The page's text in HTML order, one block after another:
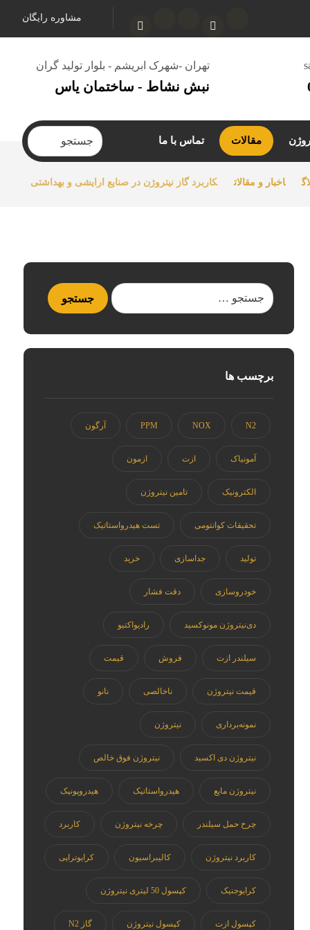
مشاوره رایگان
تهران -شهرک ابریشم - بلوار تولید گران
نبش نشاط - ساختمان یاس
مقالات تماس با ما
اخبار و مقالات کاربرد گاز نیتروژن در صنایع ارایشی و بهداشتی
برچسب ها
N2
NOX
PPM آرگون
آمونیاک ازت ازمون
الکترونیک تامین نیتروژن
تحقیقات کوانتومی تست هیدرواستاتیک
تولید جداسازی خرید
خودروسازی دقت فشار
دی‌نیتروژن مونوکسید رادیواکتیو
سیلندر ازت فروش قیمت
قیمت نیتروژن ناخالصی نانو
نمونه‌برداری نیتروژن
نیتروژن دی اکسید نیتروژن فوق خالص
نیتروژن مایع هیدرواستاتیک هیدروپونیک
چرخ حمل سیلندر چرخه نیتروژن کاربرد
کاربرد نیتروژن کالیبراسیون کرایوتراپی
کرایوجنیک کپسول 50 لیتری نیتروژن
کپسول ازت کپسول نیتروژن گاز N2